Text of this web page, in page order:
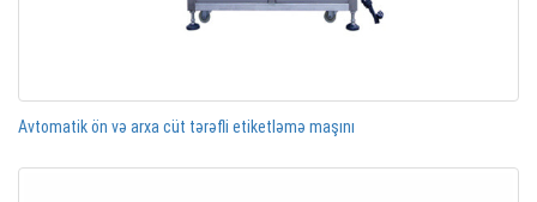
Avtomatik ön və arxa cüt tərəfli etiketləmə maşını